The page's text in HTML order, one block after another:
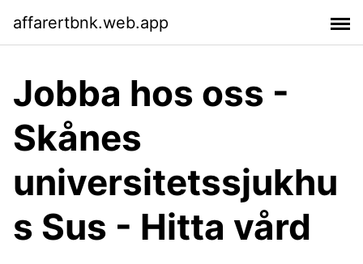
affarertbnk.web.app
Jobba hos oss -
Skånes
universitetssjukhu
s Sus - Hitta vård